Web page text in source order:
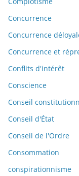
Concurrence
Concurrence
Concurrence et
Conflits d'intérêt
Conscience
Conseil
Conseil d'État
Conseil de l'Ordre
Consommation
conspirationnisme